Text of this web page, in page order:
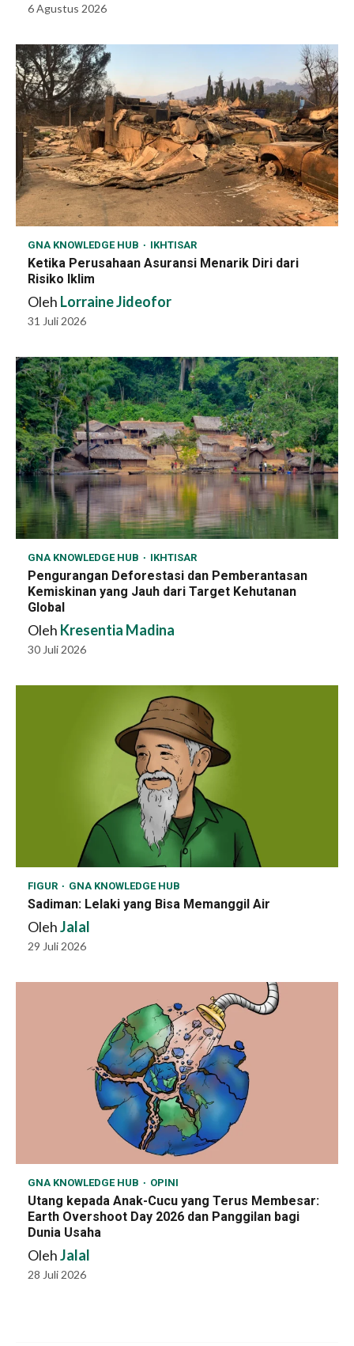
6 Agustus 2026
GNA KNOWLEDGE HUB IKHTISAR
Ketika Perusahaan Asuransi Menarik Diri dari
Risiko Iklim
Oleh Lorraine Jideofor
31 Juli 2026
GNA KNOWLEDGE HUB IKHTISAR
Pengurangan Deforestasi dan Pemberantasan
Kemiskinan yang Jauh dari Target Kehutanan
Global
Oleh Kresentia Madina
30 Juli 2026
FIGUR GNA KNOWLEDGE HUB
Sadiman: Lelaki yang Bisa Memanggil Air
OlehJalal
29 Juli 2026
GNA KNOWLEDGE HUB OPINI
Utang kepada Anak-Cucu yang Terus Membesar:
Earth Overshoot Day 2026 dan Panggilan bagi
Dunia Usaha
OlehJalal
28 Juli 2026